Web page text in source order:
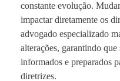
constante evolução.
impactar diretamente os
advogado especializado
alterações, garantindo que
informados e preparados
diretrizes.